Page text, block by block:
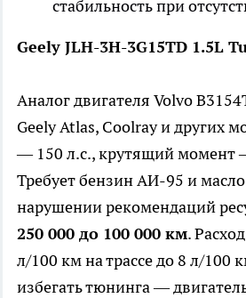
стабильность при
Geely JLH-3H-3G15TD 1.5L
Аналог двигателя Volvo
Geely Atlas, Coolray и других
— 150 л.с., крутящий момент
Требует бензин АИ-95 и
нарушении рекомендаций
250 000 до 100 000 км.
л/100 км на трассе до 8 л/100
избегать тюнинга —